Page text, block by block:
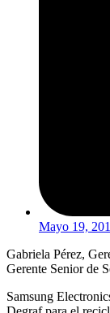
Mayo 19,
Gabriela Pérez,
Gerente Senior de
Samsung